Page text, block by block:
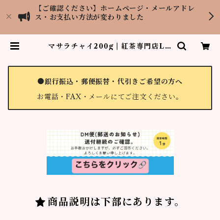
【ご確認ください】ホームページ・メールアドレ
ス・お支払い方法が変わりました
マサラチャイ200g | 紅茶専門店LO
●銀行振込・郵便振替・代引きご希望の方へ
お電話・FAX・メールにてご注文ください。
商品説明は下部にあります。